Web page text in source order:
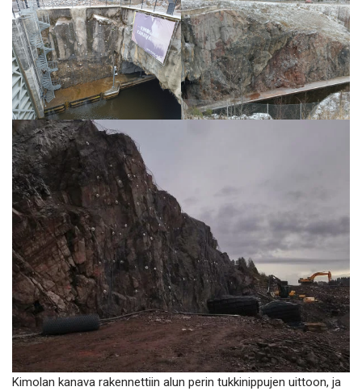
Kimolan kanava rakennettiin alun perin tukkinippujen uittoon, ja